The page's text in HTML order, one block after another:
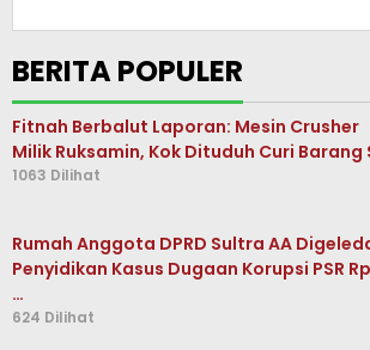
BERITA POPULER
Fitnah Berbalut Laporan: Mesin Crusher
Milik Ruksamin, Kok Dituduh Curi Barang
1063 Dilihat
Rumah Anggota DPRD Sultra AA
Penyidikan Kasus Dugaan Korupsi PSR
…
624 Dilihat